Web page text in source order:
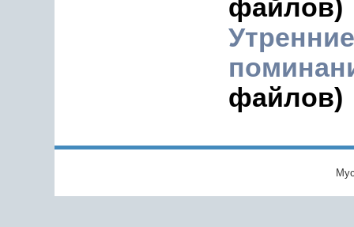
файлов)
файлов)